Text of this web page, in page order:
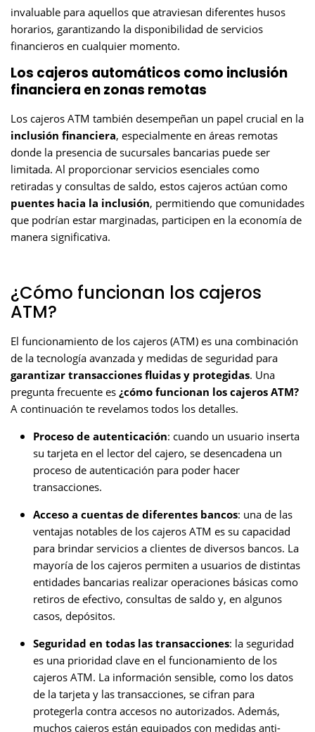
invaluable para aquellos que atraviesan diferentes husos
horarios, garantizando la disponibilidad de servicios
financieros en cualquier momento.
Los cajeros automáticos como inclusión
financiera en zonas remotas
Los cajeros ATM también desempeñan un papel crucial en la
inclusión financiera, especialmente en áreas remotas
donde la presencia de sucursales bancarias puede ser
limitada. Al proporcionar servicios esenciales como
retiradas y consultas de saldo, estos cajeros actúan como
puentes hacia la inclusión, permitiendo que comunidades
que podrían estar marginadas, participen en la economía de
manera significativa.
¿Cómo funcionan los cajeros
ATM?
El funcionamiento de los cajeros (ATM) es una combinación
de la tecnología avanzada y medidas de seguridad para
garantizar transacciones fluidas y protegidas. Una
pregunta frecuente es ¿cómo funcionan los cajeros ATM?
A continuación te revelamos todos los detalles.
Proceso de autenticación: cuando un usuario inserta
su tarjeta en el lector del cajero, se desencadena un
proceso de autenticación para poder hacer
transacciones.
Acceso a cuentas de diferentes bancos: una de las
ventajas notables de los cajeros ATM es su capacidad
para brindar servicios a clientes de diversos bancos. La
mayoría de los cajeros permiten a usuarios de distintas
entidades bancarias realizar operaciones básicas como
retiros de efectivo, consultas de saldo y, en algunos
casos, depósitos.
Seguridad en todas las transacciones: la seguridad
es una prioridad clave en el funcionamiento de los
cajeros ATM. La información sensible, como los datos
de la tarjeta y las transacciones, se cifran para
protegerla contra accesos no autorizados. Además,
muchos cajeros están equipados con medidas anti-